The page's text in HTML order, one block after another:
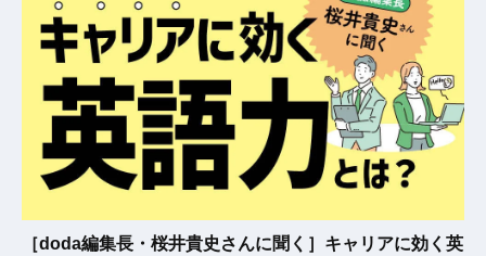
［doda編集長・桜井貴史さんに聞く］キャリアに効く英